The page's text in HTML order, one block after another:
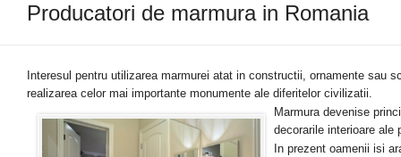
Producatori de marmura in Romania
Interesul pentru utilizarea marmurei atat in constructii, ornamente sau
realizarea celor mai importante monumente ale diferitelor civilizatii.
Marmura devenise
decorarile interioare ale
In prezent oamenii isi